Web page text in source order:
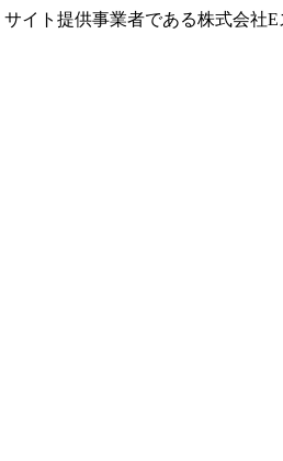
イト提供事業者である株式会社